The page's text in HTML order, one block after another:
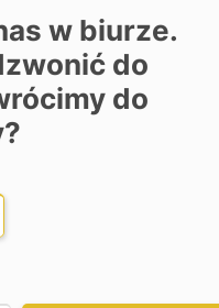
w biurze.
do
do
and time slection for
Wybierz datę